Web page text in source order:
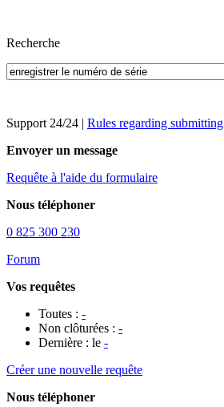
Recherche
Support 24/24 | Rules regarding submitting
Envoyer un message
Requête à l'aide du formulaire
Nous téléphoner
0 825 300 230
Forum
Vos requêtes
Toutes : -
Non clôturées : -
Dernière : le -
Créer une nouvelle requête
Nous téléphoner